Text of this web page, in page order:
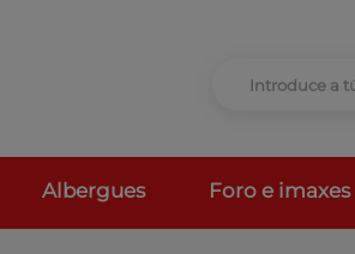
Albergues Foro e imaxes